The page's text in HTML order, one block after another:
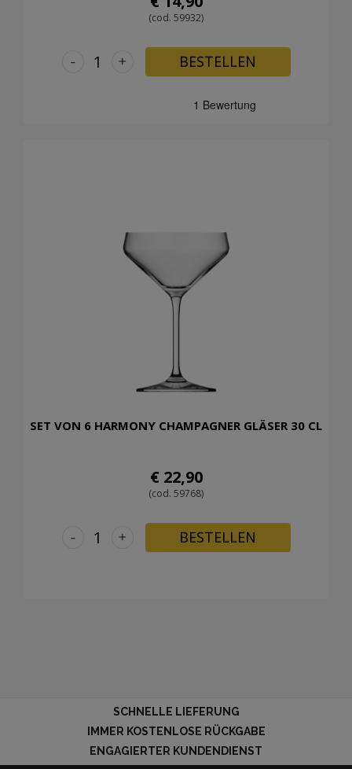
(cod. 59932)
+
- BESTELLEN
SET VON 6 HARMONY CHAMPAGNER GLÄSER 30 CL
€ 22,90
(cod. 59768)
+
- BESTELLEN
SCHNELLE LIEFERUNG
IMMER KOSTENLOSE RÜCKGABE
ENGAGIERTER KUNDENDIENST